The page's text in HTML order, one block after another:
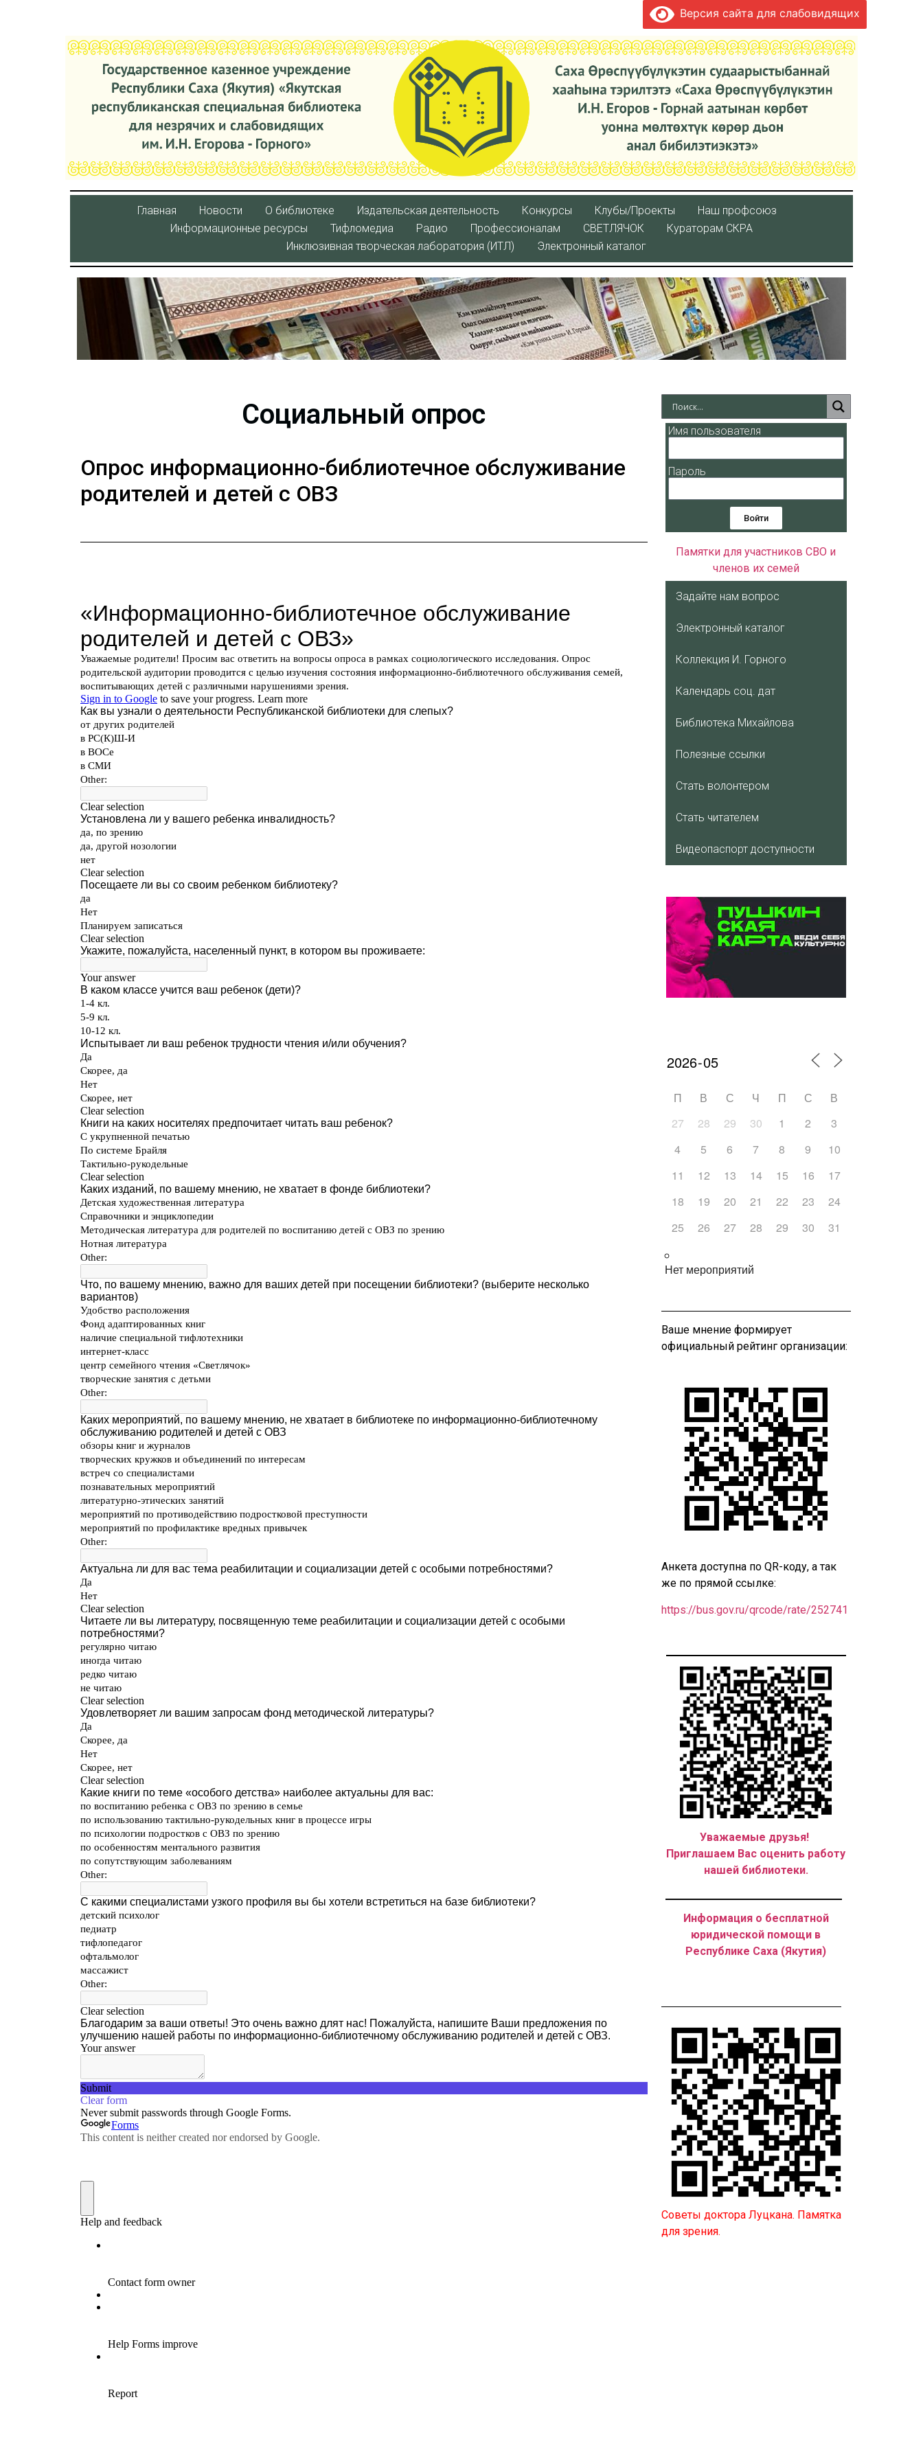
Версия сайта для слабовидящих
Главная Новости О библиотеке Издательская деятельность Конкурсы Клубы/Проекты
Наш профсоюз
Информационные ресурсы
Тифломедиа Радио Профессионалам СВЕТЛЯЧОК
Кураторaм СКРА
Инклюзивная творческая лаборатория (ИТЛ)
Электронный каталог
Социальный опрос
Опрос информационно-библиотечное обслуживание
родителей и детей с ОВЗ
Имя пользователя
Пароль
Войти
Памятки для участников СВО и
членов их семей
Задайте нам вопрос
Электронный каталог
Коллекция И. Горного
Календарь соц. дат
Библиотека Михайлова
Полезные ссылки
Стать волонтером
Стать читателем
Видеопаспорт доступности
П В С Ч П С
В
27
28 29 30 1 2
3
4
5 6 7 8 9
10
11
12 13 14 15 16
17
18
19 20 21 22 23
24
25
26 27 28 29 30 31
Нет мероприятий
Ваше мнение формирует
официальный рейтинг организации:
Анкета доступна по QR-коду, а так
же по прямой ссылке:
https://bus.gov.ru/qrcode/rate/252741
Уважаемые друзья!
Приглашаем Вас оценить работу
нашей библиотеки.
Информация о бесплатной
юридической помощи в
Республике Саха (Якутия)
Советы доктора Луцкана. Памятка
для зрения.